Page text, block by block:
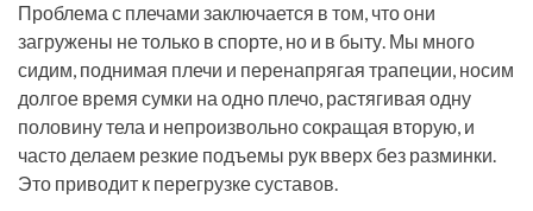
Проблема с плечами заключается в том, что они
загружены не только в спорте, но и в быту. Мы много
сидим, поднимая плечи и перенапрягая трапеции, носим
долгое время сумки на одно плечо, растягивая одну
половину тела и непроизвольно сокращая вторую, и
часто делаем резкие подъемы рук вверх без разминки.
Это приводит к перегрузке суставов.